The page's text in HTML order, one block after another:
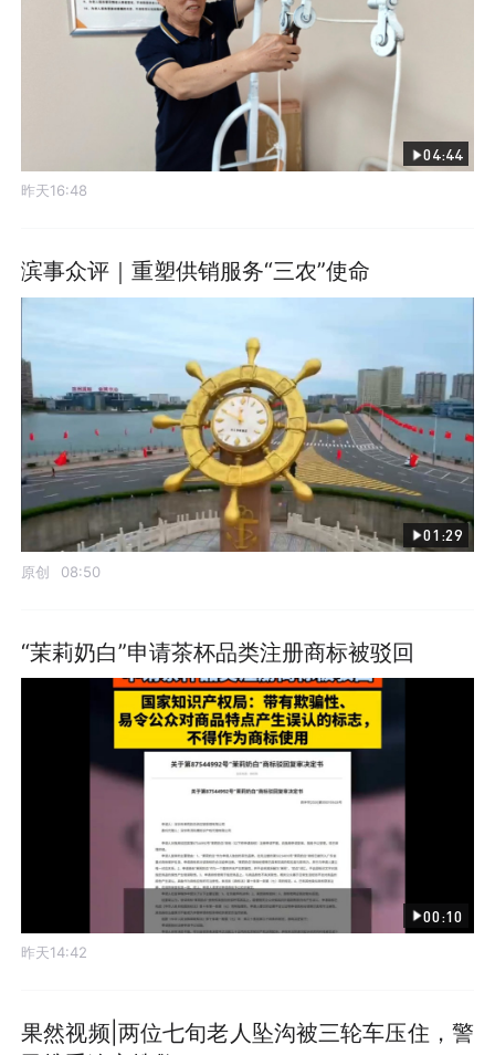
04:44
昨天16:48
滨事众评｜重塑供销服务“三农”使命
01:29
原创 08:50
“茉莉奶白”申请茶杯品类注册商标被驳回
00:10
昨天14:42
果然视频|两位七旬老人坠沟被三轮车压住，警